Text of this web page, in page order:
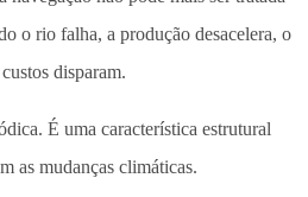
o rio falha, a produção desacelera, o
disparam.
É uma característica estrutural
as mudanças climáticas.